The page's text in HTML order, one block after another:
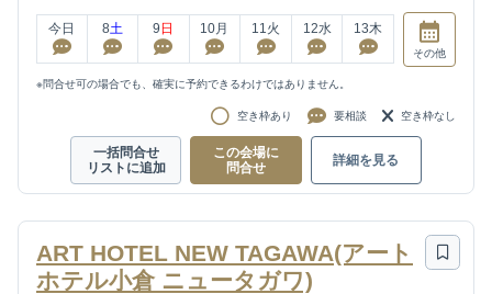
今日 8土 9 日 10月 11火 12水 13木
その他
※問合せ可の場合でも、確実に予約できるわけではありません。
空き枠あり 要相談 空き枠なし
一括問合せ
リストに追加
この会場に
問合せ
詳細を見る
ART HOTEL NEW TAGAWA(アート
ホテル小倉 ニュータガワ)